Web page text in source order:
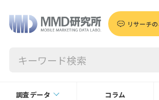
リサーチ
調査データ コラム